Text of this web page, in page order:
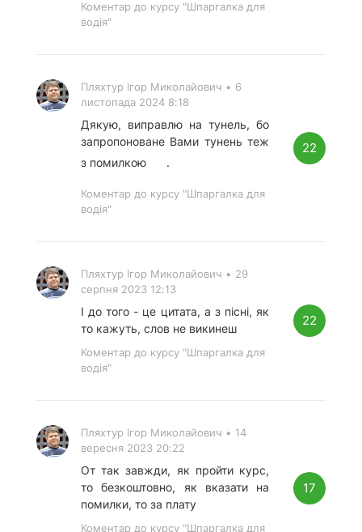
Коментар до курсу "Шпаргалка для
водія"
Пляхтур Ігор Миколайович • 6
листопада 2024 8:18
Дякую, виправлю на тунель, бо
запропоноване Вами тунень теж
з помилкою
.
Коментар до курсу "Шпаргалка для
водія"
22
Пляхтур Ігор Миколайович • 29
серпня 2023 12:13
І до того - це цитата, а з пісні, як
то кажуть, слов не викинеш
Коментар до курсу "Шпаргалка для
водія"
22
Пляхтур Ігор Миколайович • 14
вересня 2023 20:22
От так завжди, як пройти курс,
то безкоштовно, як вказати на
помилки, то за плату
Коментар до курсу "Шпаргалка для
17